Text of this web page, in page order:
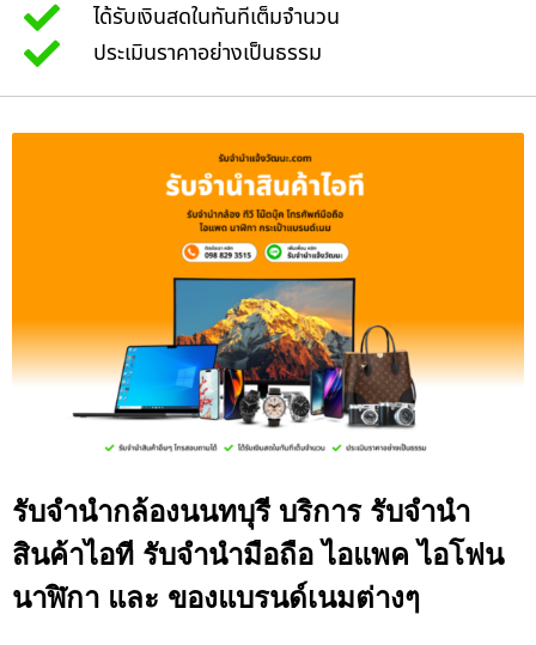
ได้รับเงินสดในทันทีเต็มจำนวน
ประเมินราคาอย่างเป็นธรรม
รับจำนำกล้องนนทบุรี บริการ รับจำนำ
สินค้าไอที รับจำนำมือถือ ไอแพค ไอโฟน
นาฬิกา และ ของแบรนด์เนมต่างๆ